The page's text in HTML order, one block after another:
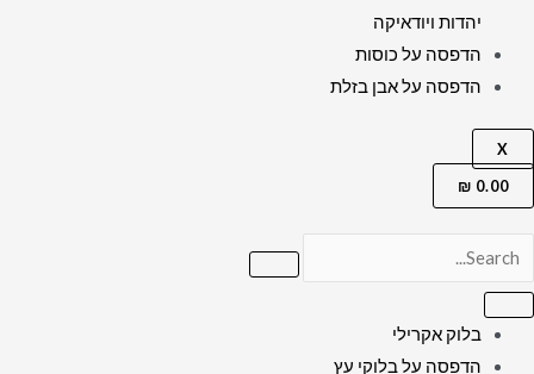
יהדות ויודאיקה
הדפסה על כוסות
הדפסה על אבן בזלת
X
0.00
₪
בלוק אקרילי
הדפסה על בלוקי עץ